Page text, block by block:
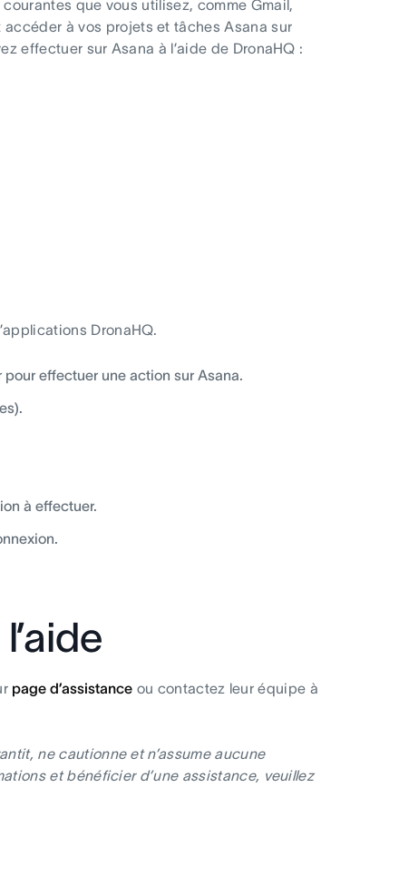
que vous utilisez, comme Gmail,
accéder à vos projets et tâches Asana sur
effectuer sur Asana à l’aide de DronaHQ :
DronaHQ.
effectuer une action sur Asana.
à effectuer.
page d’assistance ou contactez leur équipe à
ne cautionne et n’assume aucune
et bénéficier d’une assistance, veuillez